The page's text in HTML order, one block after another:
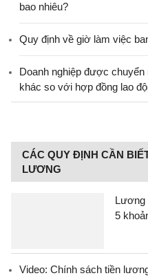
bao nhiêu?
Quy định về giờ làm việc
Doanh nghiệp được
khác so với hợp đồng lao
CÁC QUY ĐỊNH CẦN
LƯƠNG
Lương
5
Video: Chính sách tiền